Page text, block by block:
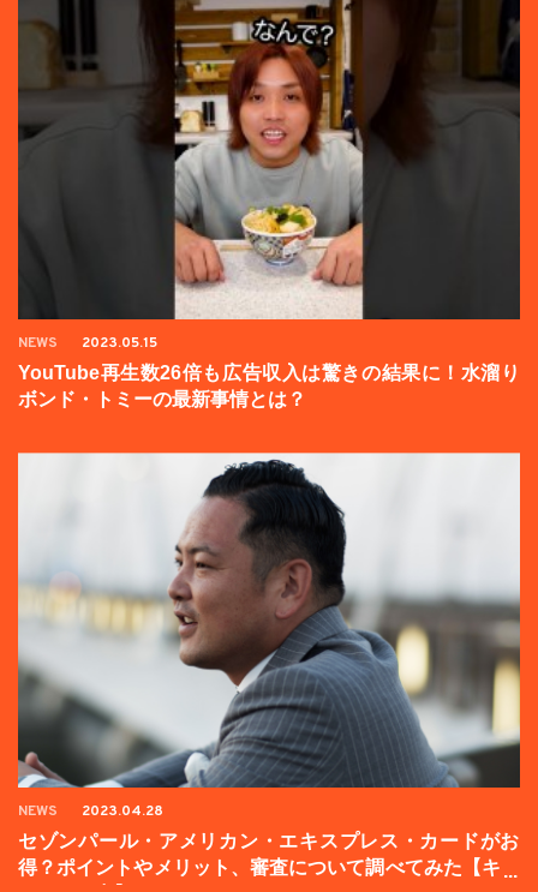
NEWS 2023.05.15
YouTube再生数26倍も広告収入は驚きの結果に！水溜り
ボンド・トミーの最新事情とは？
NEWS 2023.04.28
セゾンパール・アメリカン・エキスプレス・カードがお
得？ポイントやメリット、審査について調べてみた【キャ